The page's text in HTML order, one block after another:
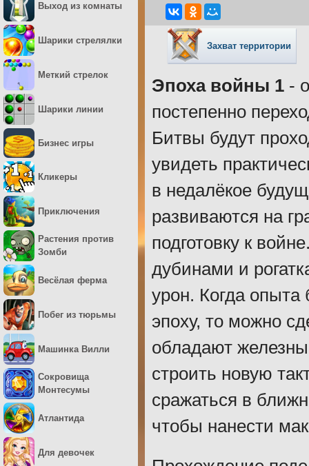
Захват территории
Эпоха войны 1 -
постепенно
Битвы будут
увидеть
в недалёкое
развиваются на
подготовку к
дубинами и
урон. Когда опыта
эпоху, то можно
обладают
строить новую
сражаться в
чтобы нанести
Выход из комнаты
Шарики стрелялки
Меткий стрелок
Шарики линии
Бизнес игры
Кликеры
Приключения
Растения против
Зомби
Весёлая ферма
Побег из тюрьмы
Машинка Вилли
Сокровища
Монтесумы
Атлантида
Для девочек